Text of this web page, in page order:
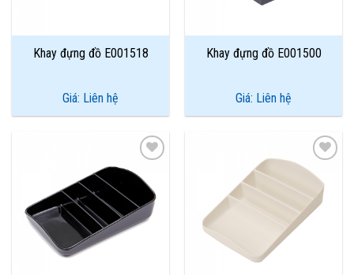
Khay đựng đồ E001518
Giá: Liên hệ
Khay đựng đồ E001500
Giá: Liên hệ
Add to
Wishlist
Add to
Wishlist